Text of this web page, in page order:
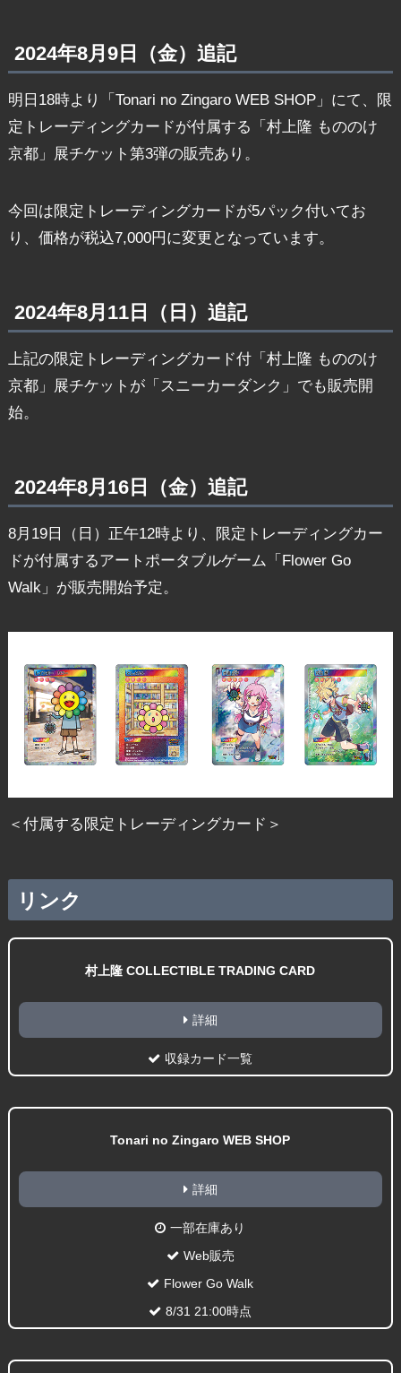
2024年8月9日（金）追記
明日18時より「Tonari no Zingaro WEB SHOP」にて、限
定トレーディングカードが付属する「村上隆 もののけ
京都」展チケット第3弾の販売あり。
今回は限定トレーディングカードが5パック付いてお
り、価格が税込7,000円に変更となっています。
2024年8月11日（日）追記
上記の限定トレーディングカード付「村上隆 もののけ
京都」展チケットが「スニーカーダンク」でも販売開
始。
2024年8月16日（金）追記
8月19日（日）正午12時より、限定トレーディングカー
ドが付属するアートポータブルゲーム「Flower Go
Walk」が販売開始予定。
＜付属する限定トレーディングカード＞
リンク
村上隆 COLLECTIBLE TRADING CARD
詳細
収録カード一覧
Tonari no Zingaro WEB SHOP
詳細
一部在庫あり
Web販売
Flower Go Walk
8/31 21:00時点